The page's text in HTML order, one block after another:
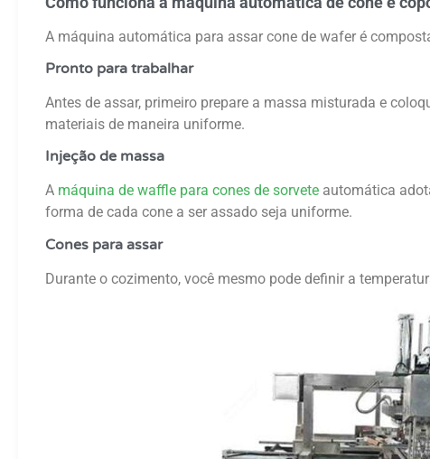
A máquina automática para assar cone de wafer é
Pronto para trabalhar
Antes de assar, primeiro prepare a massa misturada e
materiais de maneira uniforme.
Injeção de massa
A máquina de waffle para cones de sorvete automática
forma de cada cone a ser assado seja uniforme.
Cones para assar
Durante o cozimento, você mesmo pode definir a